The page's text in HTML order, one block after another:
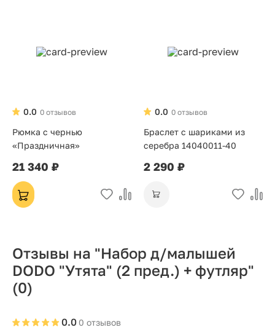
0 отзывов
0.0
Рюмка с чернью
«Праздничная»
21 340 ₽
0 отзывов
0.0
Браслет с шариками из
серебра 14040011-40
2 290 ₽
Отзывы на "Набор д/малышей
DODO "Утята" (2 пред.) + футляр"
(0)
0 отзывов
0.0